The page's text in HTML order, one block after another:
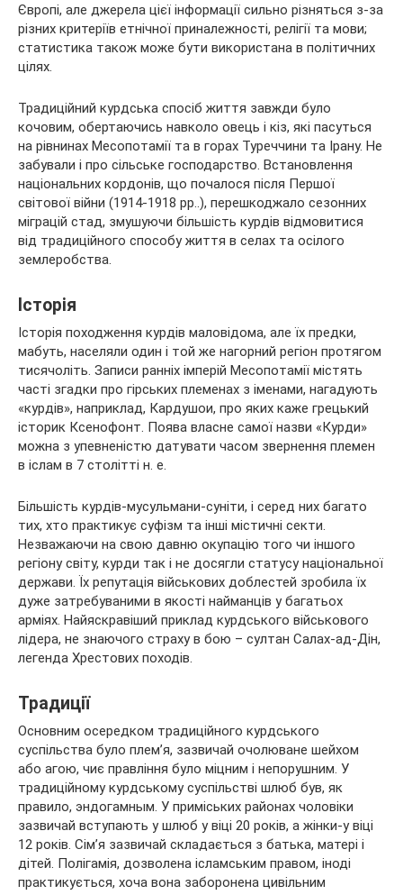
Європі, але джерела цієї інформації сильно різняться з-за
різних критеріїв етнічної приналежності, релігії та мови;
статистика також може бути використана в політичних
цілях.
Традиційний курдська спосіб життя завжди було
кочовим, обертаючись навколо овець і кіз, які пасуться
на рівнинах Месопотамії та в горах Туреччини та Ірану. Не
забували і про сільське господарство. Встановлення
національних кордонів, що почалося після Першої
світової війни (1914-1918 рр..), перешкоджало сезонних
міграцій стад, змушуючи більшість курдів відмовитися
від традиційного способу життя в селах та осілого
землеробства.
Історія
Історія походження курдів маловідома, але їх предки,
мабуть, населяли один і той же нагорний регіон протягом
тисячоліть. Записи ранніх імперій Месопотамії містять
часті згадки про гірських племенах з іменами, нагадують
«курдів», наприклад, Кардушои, про яких каже грецький
історик Ксенофонт. Поява власне самої назви «Курди»
можна з упевненістю датувати часом звернення племен
в іслам в 7 столітті н. е.
Більшість курдів-мусульмани-суніти, і серед них багато
тих, хто практикує суфізм та інші містичні секти.
Незважаючи на свою давню окупацію того чи іншого
регіону світу, курди так і не досягли статусу національної
держави. Їх репутація військових доблестей зробила їх
дуже затребуваними в якості найманців у багатьох
арміях. Найяскравіший приклад курдського військового
лідера, не знаючого страху в бою – султан Салах-ад-Дін,
легенда Хрестових походів.
Традиції
Основним осередком традиційного курдського
суспільства було плем’я, зазвичай очолюване шейхом
або агою, чиє правління було міцним і непорушним. У
традиційному курдському суспільстві шлюб був, як
правило, эндогамным. У приміських районах чоловіки
зазвичай вступають у шлюб у віці 20 років, а жінки-у віці
12 років. Сім’я зазвичай складається з батька, матері і
дітей. Полігамія, дозволена ісламським правом, іноді
практикується, хоча вона заборонена цивільним